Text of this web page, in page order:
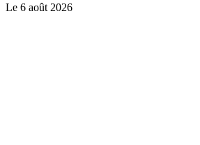
Le 6 août 2026